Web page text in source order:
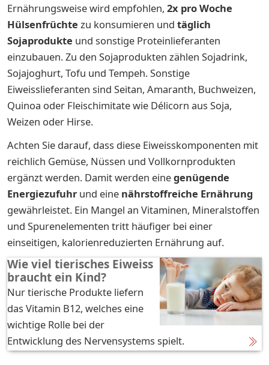
Ernährungsweise wird empfohlen, 2x pro Woche
Hülsenfrüchte zu konsumieren und täglich
Sojaprodukte und sonstige Proteinlieferanten
einzubauen. Zu den Sojaprodukten zählen Sojadrink,
Sojajoghurt, Tofu und Tempeh. Sonstige
Eiweisslieferanten sind Seitan, Amaranth, Buchweizen,
Quinoa oder Fleischimitate wie Délicorn aus Soja,
Weizen oder Hirse.
Achten Sie darauf, dass diese Eiweisskomponenten mit
reichlich Gemüse, Nüssen und Vollkornprodukten
ergänzt werden. Damit werden einegenügende
Energiezufuhr und eine nährstoffreiche Ernährung
gewährleistet. Ein Mangel an Vitaminen, Mineralstoffen
und Spurenelementen tritt häufiger bei einer
einseitigen, kalorienreduzierten Ernährung auf.
Wie viel tierisches Eiweiss
braucht ein Kind?
Nur tierische Produkte liefern
das Vitamin B12, welches eine
wichtige Rolle bei der
Entwicklung des Nervensystems spielt.